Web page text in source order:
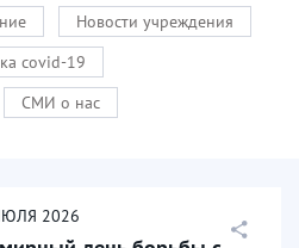
Новости учреждения
covid-19
СМИ о нас
2026